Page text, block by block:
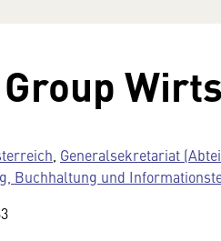
Generalsekretariat
Buchhaltung und